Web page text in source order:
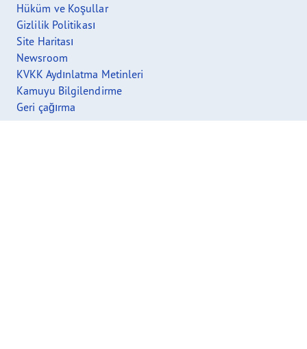
Hüküm ve Koşullar
Gizlilik Politikası
Site Haritası
Newsroom
KVKK Aydınlatma Metinleri
Kamuyu Bilgilendirme
Geri çağırma